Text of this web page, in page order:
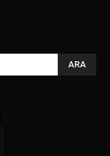
ARA